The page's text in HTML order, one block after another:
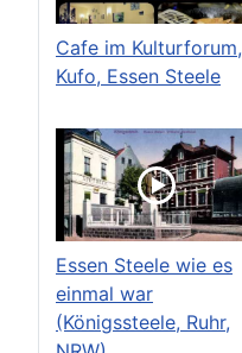
Cafe im Kulturforum,
Kufo, Essen Steele
Essen Steele wie es
einmal war
(Königssteele, Ruhr,